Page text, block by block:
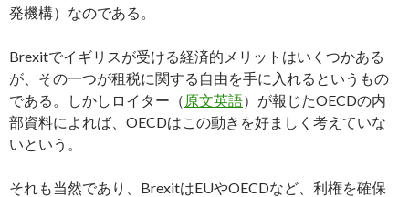
発機構）なのである。
Brexitでイギリスが受ける経済的メリットはいくつかある
が、その一つが租税に関する自由を手に入れるというもの
である。しかしロイター（ 原文英語）が報じたOECDの内
部資料によれば、OECDはこの動きを好ましく考えていな
いという。
それも当然であり、BrexitはEUやOECDなど、利権を確保